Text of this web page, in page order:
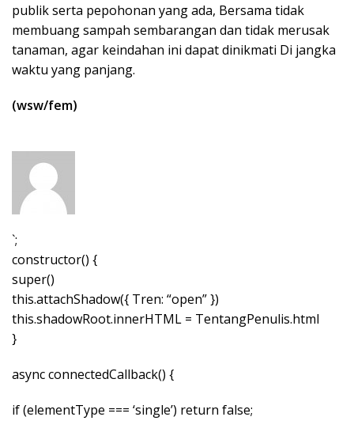
publik serta pepohonan yang ada, Bersama tidak
membuang sampah sembarangan dan tidak merusak
tanaman, agar keindahan ini dapat dinikmati Di jangka
waktu yang panjang.
(wsw/fem)
`;
constructor() {
super()
this.attachShadow({ Tren: “open” })
this.shadowRoot.innerHTML = TentangPenulis.html
}
async connectedCallback() {
if (elementType === ‘single’) return false;